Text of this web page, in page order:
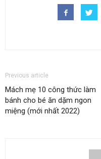
Previous article
Mách mẹ 10 công thức làm
bánh cho bé ăn dặm ngon
miệng (mới nhất 2022)